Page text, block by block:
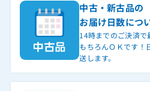
中古・新古品の
お届け日数につ
14時までのご決済で
もちろんＯＫです！
送します。